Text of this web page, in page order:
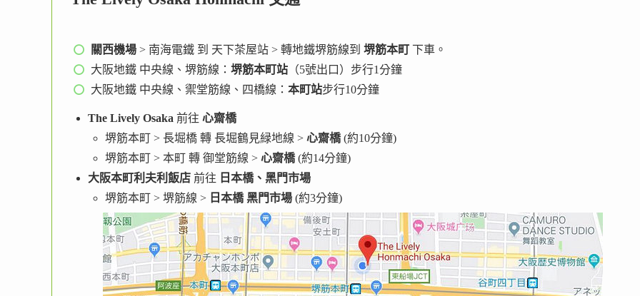
關西機場 > 南海電鐵 到 天下茶屋站 > 轉地鐵堺筋線到 堺筋本町 下車。
大阪地鐵 中央線、堺筋線： 堺筋本町站 （5號出口）步行1分鐘
大阪地鐵 中央線、禦堂筋線、四橋線： 本町站步行10分鐘
The Lively Osaka 前往 心齋橋
堺筋本町 > 長堀橋 轉 長堀鶴見緑地線 > 心齋橋(約10分鐘)
堺筋本町 > 本町 轉 御堂筋線 > 心齋橋(約14分鐘)
大阪本町利夫利飯店 前往 日本橋、黑門市場
堺筋本町 > 堺筋線 > 日本橋 黑門市場 (約3分鐘)